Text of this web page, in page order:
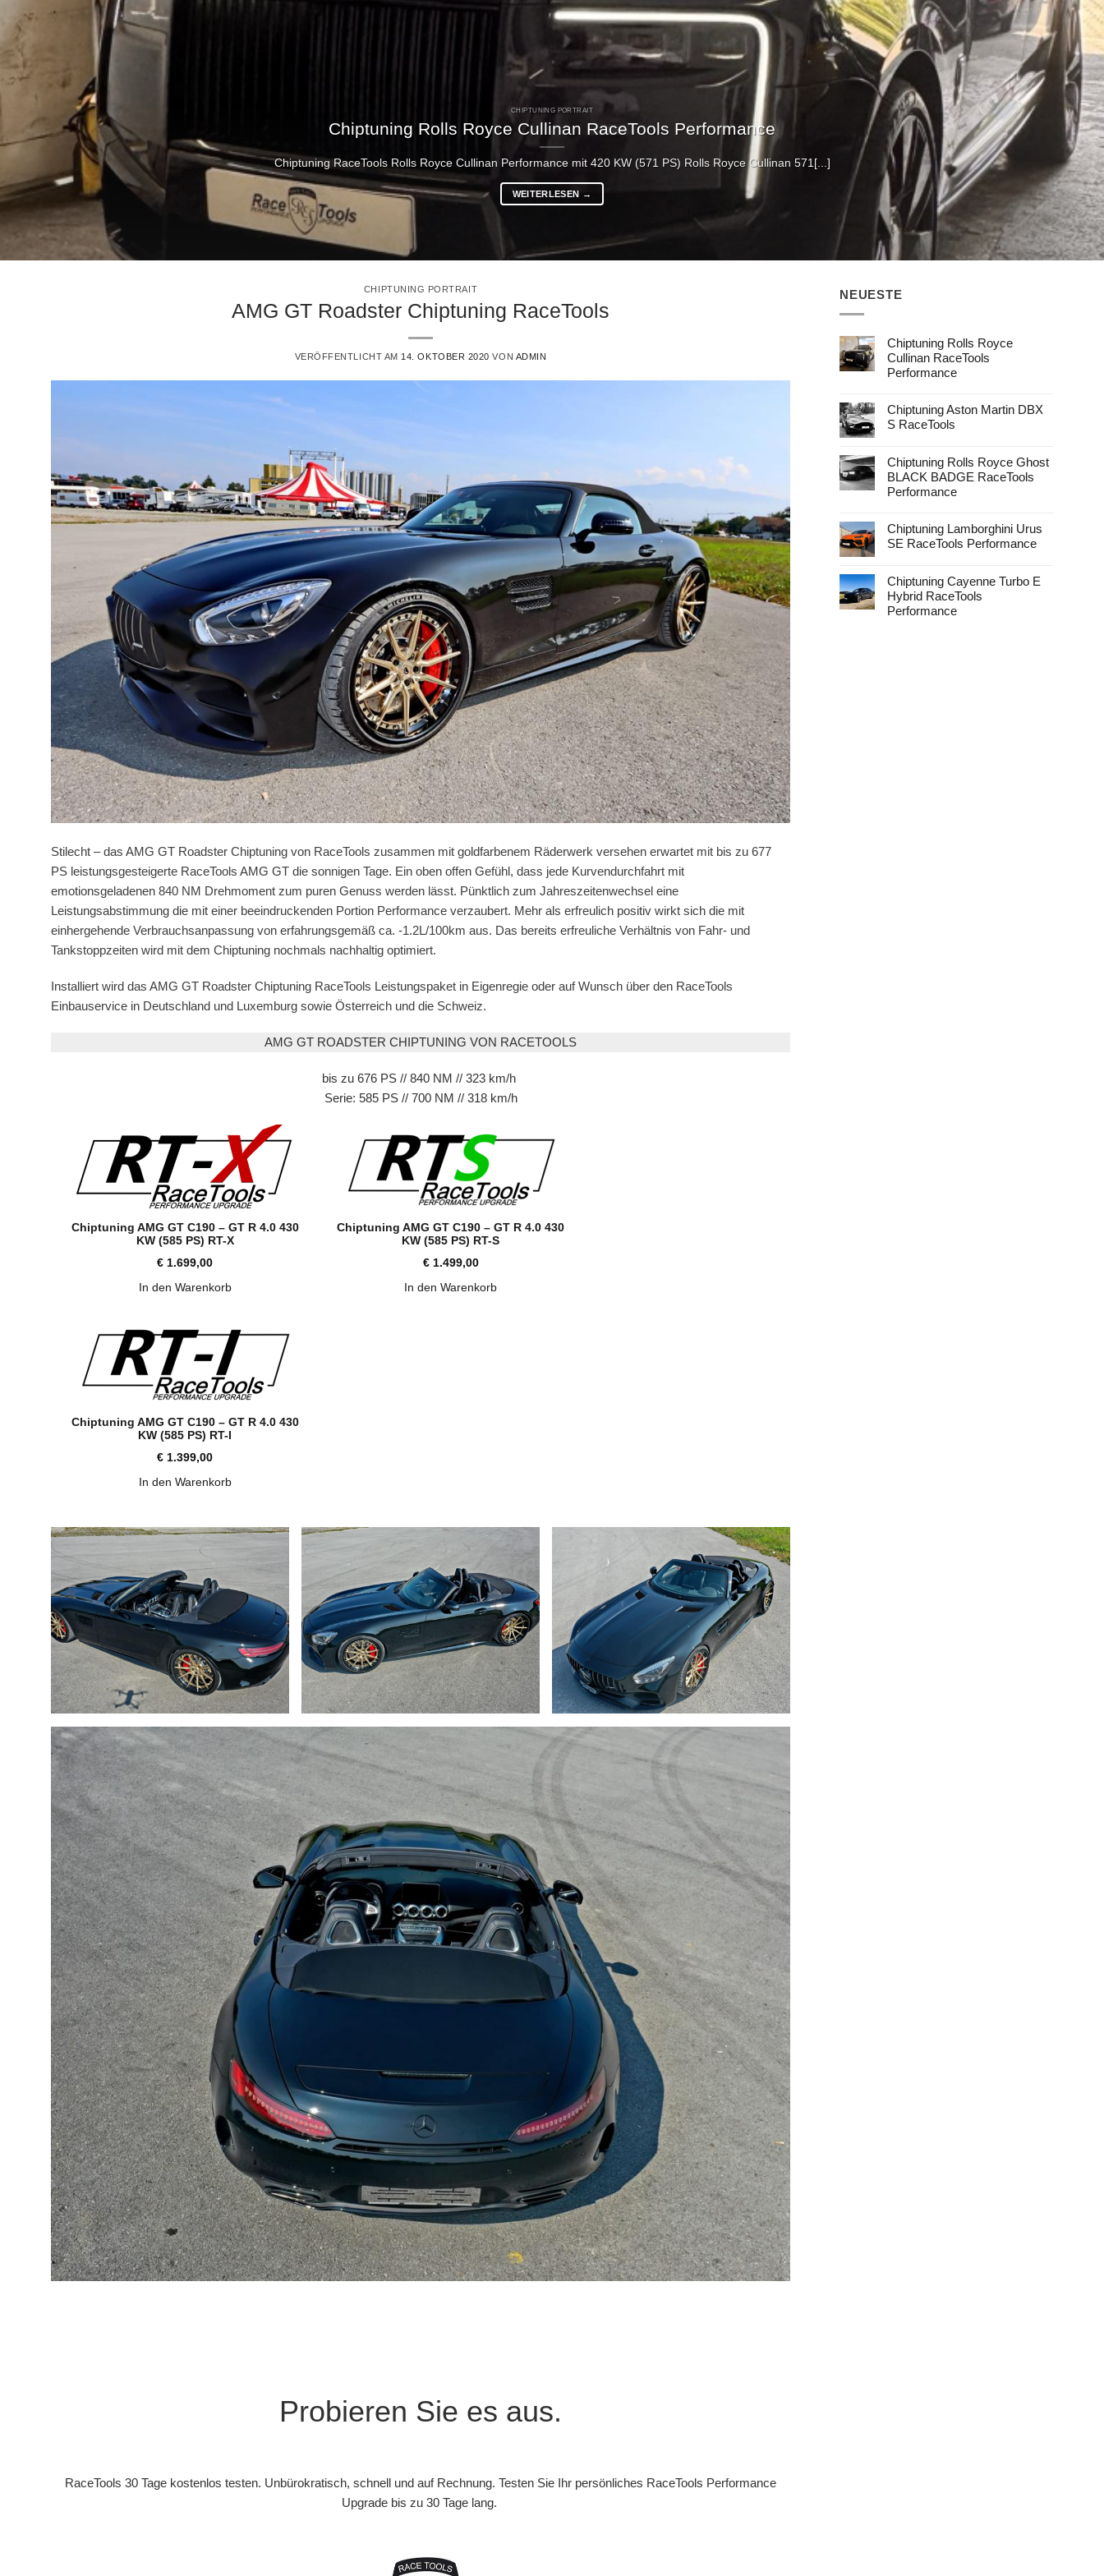
CHIPTUNING PORTRAIT
Chiptuning Rolls Royce Cullinan RaceTools Performance
Chiptuning RaceTools Rolls Royce Cullinan Performance mit 420 KW (571 PS) Rolls Royce Cullinan 571[...]
WEITERLESEN →
CHIPTUNING PORTRAIT
AMG GT Roadster Chiptuning RaceTools
VERÖFFENTLICHT AM 14. OKTOBER 2020 VON ADMIN
Stilecht – das AMG GT Roadster Chiptuning von RaceTools zusammen mit goldfarbenem Räderwerk versehen erwartet mit bis zu 677
PS leistungsgesteigerte RaceTools AMG GT die sonnigen Tage. Ein oben offen Gefühl, dass jede Kurvendurchfahrt mit
emotionsgeladenen 840 NM Drehmoment zum puren Genuss werden lässt. Pünktlich zum Jahreszeitenwechsel eine
Leistungsabstimmung die mit einer beeindruckenden Portion Performance verzaubert. Mehr als erfreulich positiv wirkt sich die mit
einhergehende Verbrauchsanpassung von erfahrungsgemäß ca. -1.2L/100km aus. Das bereits erfreuliche Verhältnis von Fahr- und
Tankstoppzeiten wird mit dem Chiptuning nochmals nachhaltig optimiert.
Installiert wird das AMG GT Roadster Chiptuning RaceTools Leistungspaket in Eigenregie oder auf Wunsch über den RaceTools
Einbauservice in Deutschland und Luxemburg sowie Österreich und die Schweiz.
AMG GT ROADSTER CHIPTUNING VON RACETOOLS
bis zu 676 PS // 840 NM // 323 km/h
Serie: 585 PS // 700 NM // 318 km/h
Chiptuning AMG GT C190 – GT R 4.0 430
KW (585 PS) RT-X
€ 1.699,00
In den Warenkorb
Chiptuning AMG GT C190 – GT R 4.0 430
KW (585 PS) RT-S
€1.499,00
In den Warenkorb
Chiptuning AMG GT C190 – GT R 4.0 430
KW (585 PS) RT-I
€ 1.399,00
In den Warenkorb
Probieren Sie es aus.
RaceTools 30 Tage kostenlos testen. Unbürokratisch, schnell und auf Rechnung. Testen Sie Ihr persönliches RaceTools Performance
Upgrade bis zu 30 Tage lang.
NEUESTE
Chiptuning Rolls Royce
Cullinan RaceTools
Performance
zu
Chiptuning
Rolls
RaceTools
Performance
Chiptuning Aston Martin DBX
S RaceTools
zu
Chiptuning
Aston
Martin
Chiptuning Rolls Royce Ghost
BLACK BADGE RaceTools
Performance
zu
Chiptuning
Rolls
BLACK
BADGE
RaceTools
Performance
Chiptuning Lamborghini Urus
SE RaceTools Performance
zu
Chiptuning
Lamborghini
Urus
Chiptuning Cayenne Turbo E
Hybrid RaceTools
Performance